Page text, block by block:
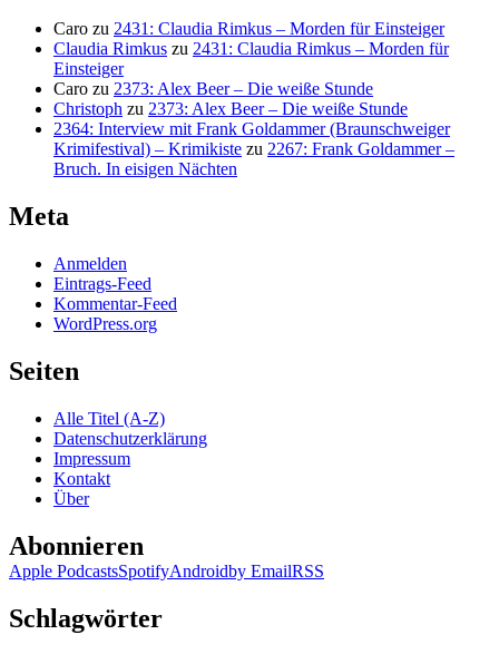
Caro zu 2431: Claudia Rimkus – Morden für Einsteiger
Claudia Rimkus zu 2431: Claudia Rimkus – Morden für
Einsteiger
Caro zu 2373: Alex Beer – Die weiße Stunde
Christoph zu 2373: Alex Beer – Die weiße Stunde
2364: Interview mit Frank Goldammer (Braunschweiger
Krimifestival) – Krimikiste zu 2267: Frank Goldammer –
Bruch. In eisigen Nächten
Meta
Anmelden
Eintrags-Feed
Kommentar-Feed
WordPress.org
Seiten
Alle Titel (A-Z)
Datenschutzerklärung
Impressum
Kontakt
Über
Abonnieren
Apple PodcastsSpotifyAndroidby EmailRSS
Schlagwörter